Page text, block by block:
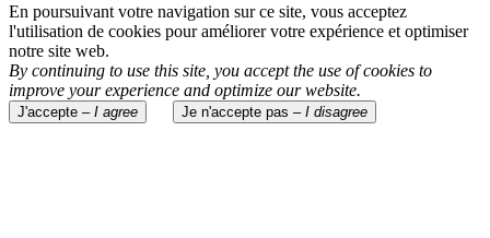
En poursuivant votre navigation sur ce site, vous acceptez
l'utilisation de cookies pour améliorer votre expérience et optimiser
notre site web.
By continuing to use this site, you accept the use of cookies to
improve your experience and optimize our website.
J'accepte – I agree Je n'accepte pas – I disagree